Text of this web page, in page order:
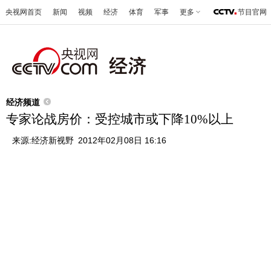
央视网首页 新闻 视频 经济 体育 军事 更多 节目官网
经济频道
专家论战房价：受控城市或下降10%以上
来源:经济新视野 2012年02月08日 16:16